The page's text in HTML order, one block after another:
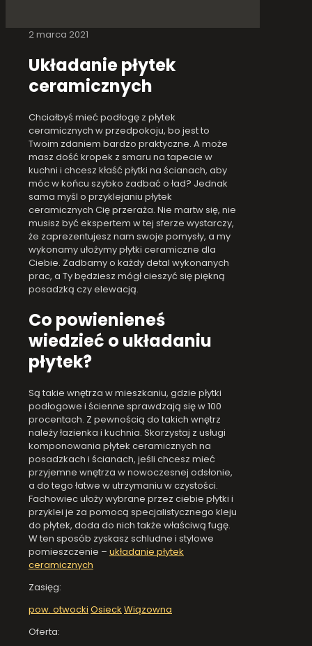
2 marca 2021
Układanie płytek
ceramicznych
Chciałbyś mieć podłogę z płytek
ceramicznych w przedpokoju, bo jest to
Twoim zdaniem bardzo praktyczne. A może
masz dość kropek z smaru na tapecie w
kuchni i chcesz kłaść płytki na ścianach, aby
móc w końcu szybko zadbać o ład? Jednak
sama myśl o przyklejaniu płytek
ceramicznych Cię przeraża. Nie martw się, nie
musisz być ekspertem w tej sferze wystarczy,
że zaprezentujesz nam swoje pomysły, a my
wykonamy ułożymy płytki ceramiczne dla
Ciebie. Zadbamy o każdy detal wykonanych
prac, a Ty będziesz mógł cieszyć się piękną
posadzką czy elewacją.
Co powienieneś
wiedzieć o układaniu
płytek?
Są takie wnętrza w mieszkaniu, gdzie płytki
podłogowe i ścienne sprawdzają się w 100
procentach. Z pewnością do takich wnętrz
należy łazienka i kuchnia. Skorzystaj z usługi
komponowania płytek ceramicznych na
posadzkach i ścianach, jeśli chcesz mieć
przyjemne wnętrza w nowoczesnej odsłonie,
a do tego łatwe w utrzymaniu w czystości.
Fachowiec ułoży wybrane przez ciebie płytki i
przyklei je za pomocą specjalistycznego kleju
do płytek, doda do nich także właściwą fugę.
W ten sposób zyskasz schludne i stylowe
pomieszczenie – układanie płytek
ceramicznych
Zasięg:
pow. otwocki Osieck Wiązowna
Oferta: